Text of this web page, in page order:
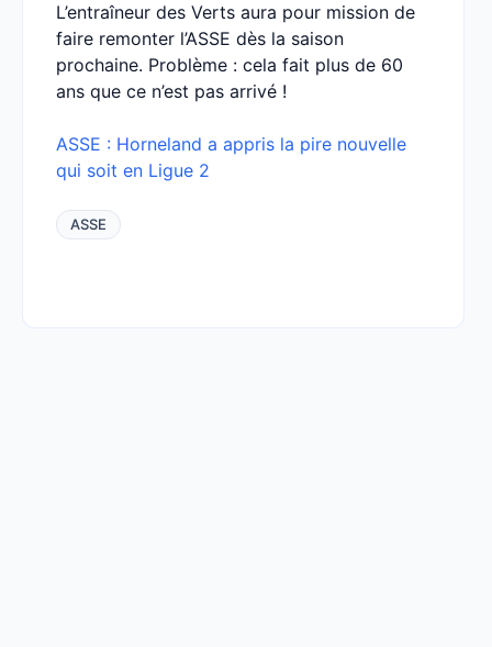
L’entraîneur des Verts aura pour mission de
faire remonter l’ASSE dès la saison
prochaine. Problème : cela fait plus de 60
ans que ce n’est pas arrivé !
ASSE : Horneland a appris la pire nouvelle
qui soit en Ligue 2
ASSE